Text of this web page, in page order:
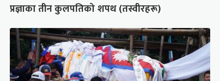
प्रज्ञाका तीन कुलपतिको शपथ (तस्वीरहरू)